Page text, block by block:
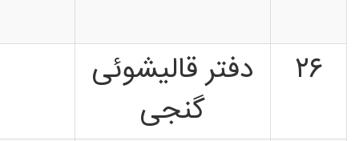
۲۶
دفتر قالیشوئی
گنجی